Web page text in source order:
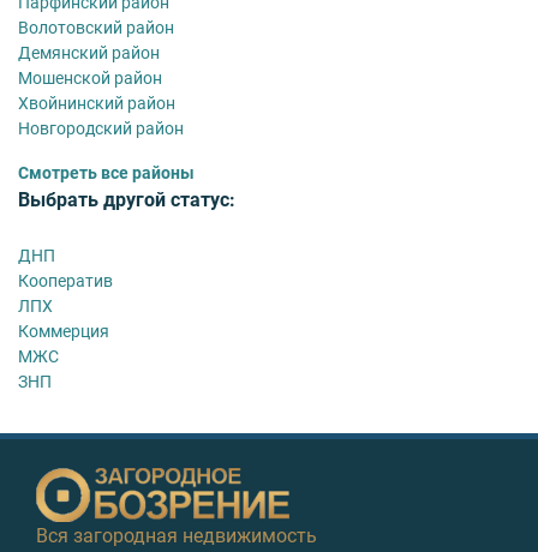
Волотовский район
Демянский район
Мошенской район
Хвойнинский район
Новгородский район
Смотреть все районы
Выбрать другой статус:
ДНП
Кооператив
ЛПХ
Коммерция
МЖС
ЗНП
Вся загородная недвижимость